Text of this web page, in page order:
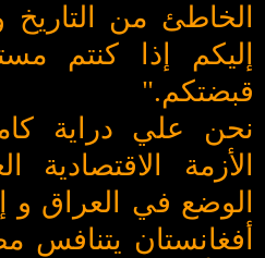
الخاطئ من التاريخ
إليكم إذا كنتم
قبضتكم."
نحن علي دراية
الأزمة الاقتصادية
الوضع في العراق و
أفغانستان يتنافس